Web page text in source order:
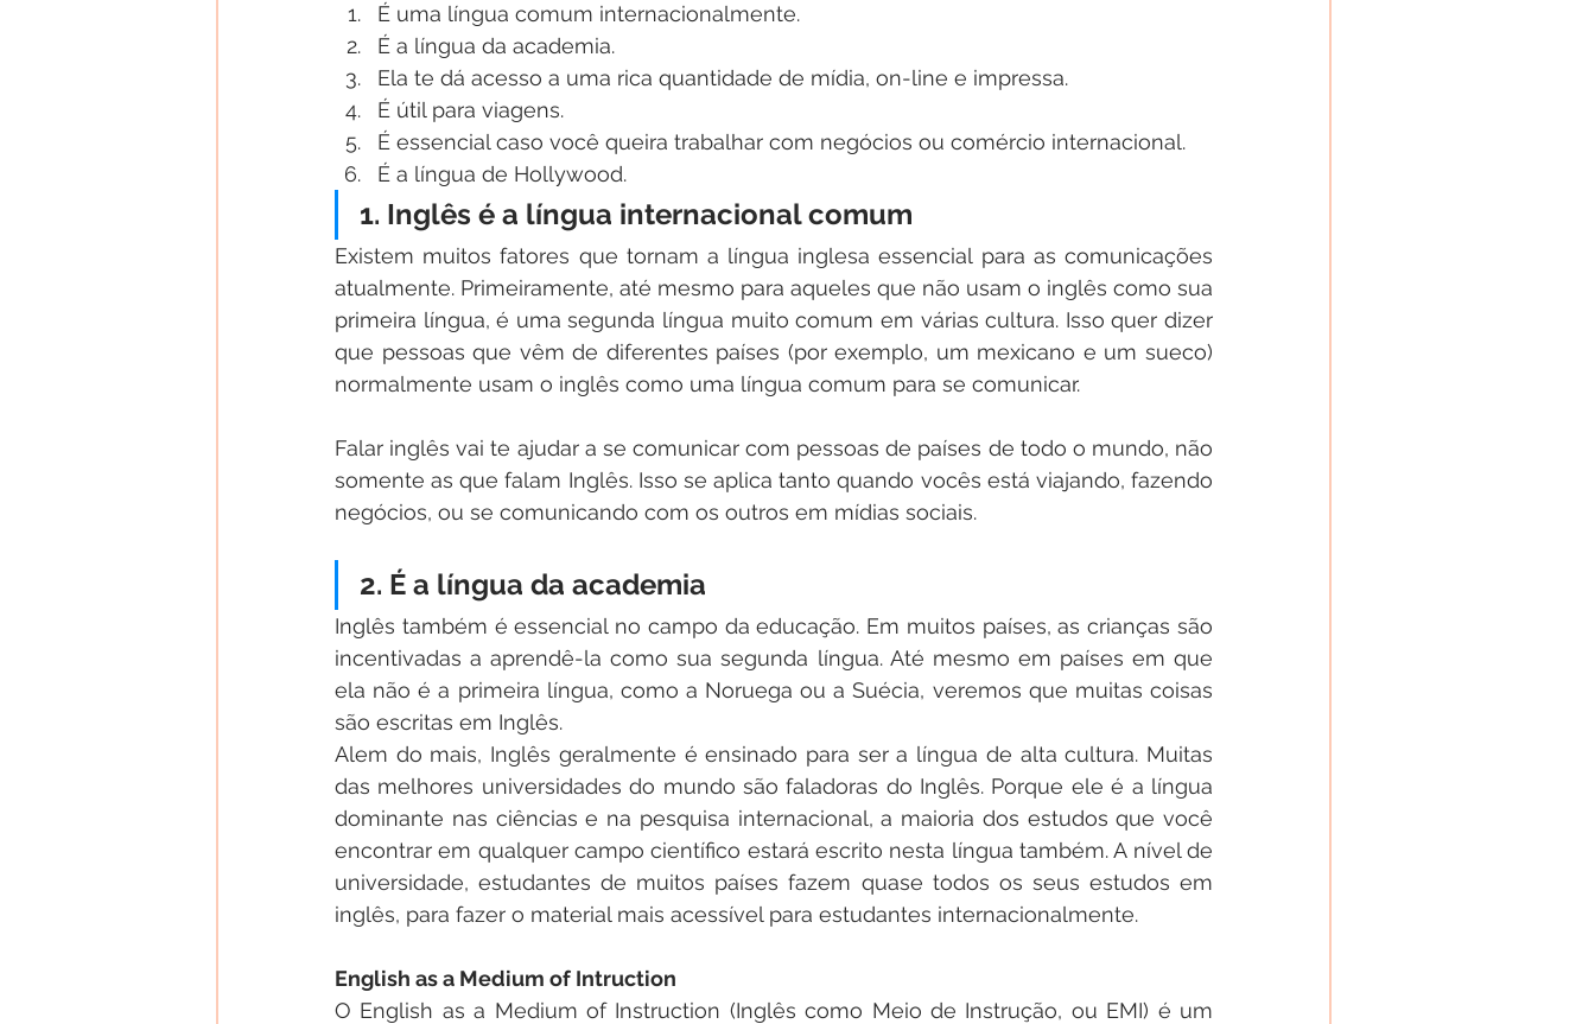
É uma língua comum internacionalmente.
É a língua da academia.
Ela te dá acesso a uma rica quantidade de mídia, on-line e impressa.
É útil para viagens.
É essencial caso você queira trabalhar com negócios ou comércio internacional.
É a língua de Hollywood.
1. Inglês é a língua internacional comum
Existem muitos fatores que tornam a língua inglesa essencial para as comunicações
atualmente. Primeiramente, até mesmo para aqueles que não usam o inglês como sua
primeira língua, é uma segunda língua muito comum em várias cultura. Isso quer dizer
que pessoas que vêm de diferentes países (por exemplo, um mexicano e um sueco)
normalmente usam o inglês como uma língua comum para se comunicar.
Falar inglês vai te ajudar a se comunicar com pessoas de países de todo o mundo, não
somente as que falam Inglês. Isso se aplica tanto quando vocês está viajando, fazendo
negócios, ou se comunicando com os outros em mídias sociais.
2. É a língua da academia
Inglês também é essencial no campo da educação. Em muitos países, as crianças são
incentivadas a aprendê-la como sua segunda língua. Até mesmo em países em que
ela não é a primeira língua, como a Noruega ou a Suécia, veremos que muitas coisas
são escritas em Inglês.
Alem do mais, Inglês geralmente é ensinado para ser a língua de alta cultura. Muitas
das melhores universidades do mundo são faladoras do Inglês. Porque ele é a língua
dominante nas ciências e na pesquisa internacional, a maioria dos estudos que você
encontrar em qualquer campo científico estará escrito nesta língua também. A nível de
universidade, estudantes de muitos países fazem quase todos os seus estudos em
inglês, para fazer o material mais acessível para estudantes internacionalmente.
English as a Medium of Intruction
O English as a Medium of Instruction (Inglês como Meio de Instrução, ou EMI) é um